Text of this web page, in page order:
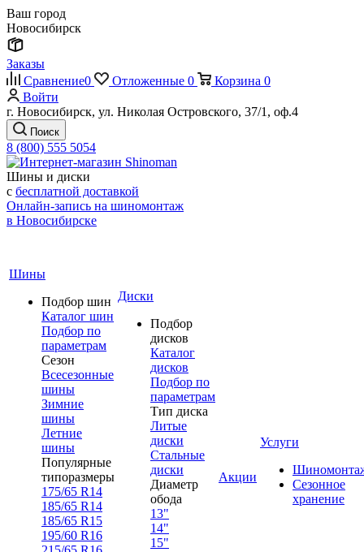
Ваш город
Новосибирск
Заказы
Сравнение0 Отложенные 0 Корзина 0
Войти
г. Новосибирск, ул. Николая Островского, 37/1, оф.4
Поиск
8 (800) 555 5054
Шины и диски
с бесплатной доставкой
Онлайн-запись на шиномонтаж
в Новосибирске
Шины
Подбор шин
Каталог шин
Подбор по
параметрам
Сезон
Всесезонные
шины
Зимние
шины
Летние
шины
Популярные
типоразмеры
175/65 R14
185/65 R14
185/65 R15
195/60 R16
Диски
Подбор
дисков
Каталог
дисков
Подбор по
параметрам
Тип диска
Литые
диски
Стальные
диски
Диаметр
обода
13"
14"
15"
Акции
Услуги
Сезонное
хранение